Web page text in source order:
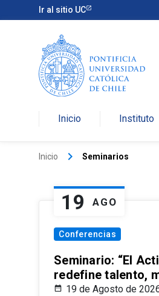
Ir al sitio UC
Inicio Instituto
Inicio keyboard_arrow_right Seminarios
19 AGO
Conferencias
Seminario: “El
redefine talento,
19 de Agosto de